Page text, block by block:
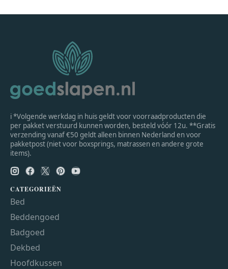
ℹ *Volgende werkdag in huis geldt voor voorraadproducten die
per pakket verstuurd kunnen worden, besteld vóór 12u. **Gratis
verzending vanaf €50 geldt alleen binnen Nederland en voor
pakketpost (niet voor boxsprings, matrassen en andere grote
items).
CATEGORIEËN
Bed
Beddengoed
Badgoed
Dekbed
Hoofdkussen